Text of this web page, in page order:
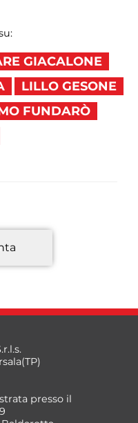
GIACALONE
LILLO GESONE
FUNDARÒ
*
presso il